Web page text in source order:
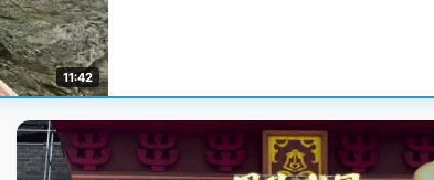
11:42